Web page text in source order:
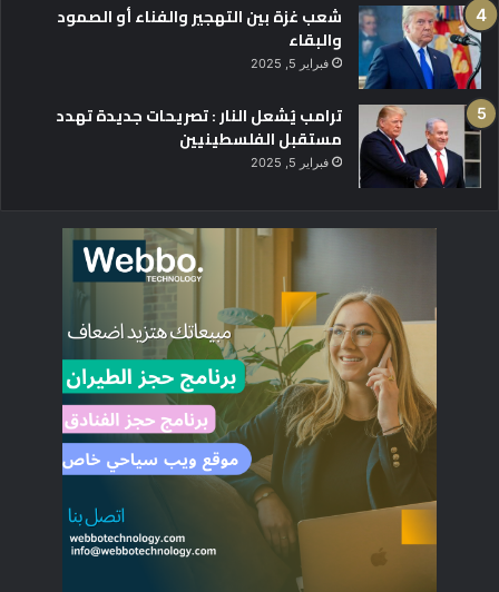
شعب غزة بين التهجير والفناء أو الصمود
والبقاء
فبراير 5, 2025
ترامب يُشعل النار : تصريحات جديدة تهدد
مستقبل الفلسطينيين
فبراير 5, 2025